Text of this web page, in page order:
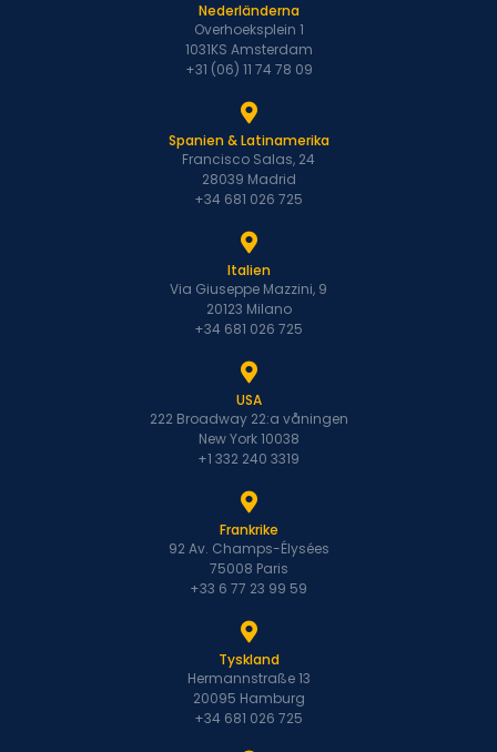
Nederländerna
Overhoeksplein 1
1031KS Amsterdam
+31 (06) 11 74 78 09
Spanien & Latinamerika
Francisco Salas, 24
28039 Madrid
+34 681 026 725
Italien
Via Giuseppe Mazzini, 9
20123 Milano
+34 681 026 725
USA
222 Broadway 22:a våningen
New York 10038
+1 332 240 3319
Frankrike
92 Av. Champs-Élysées
75008 Paris
+33 6 77 23 99 59
Tyskland
Hermannstraße 13
20095 Hamburg
+34 681 026 725